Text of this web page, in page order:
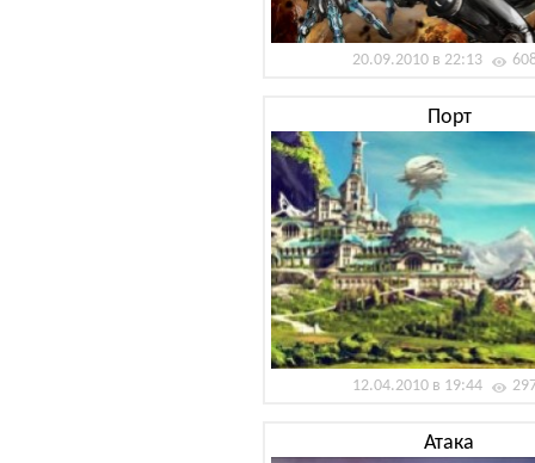
20.09.2010 в 22:13
Порт
12.04.2010 в 19:44
Атака